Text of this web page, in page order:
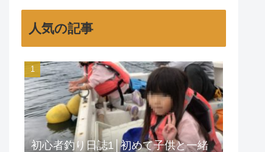
人気の記事
初心者釣り日誌1│初めて子供と一緒